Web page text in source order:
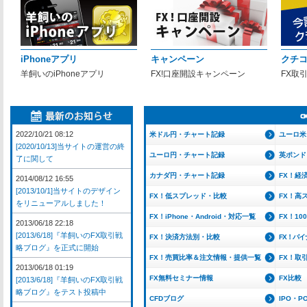
iPhoneアプリ
羊飼いのiPhoneアプリ
キャンペーン
FX!口座開設キャンペーン
クチ
FX取
米ドル円・チャート記録 ユーロ
ユーロ円・チャート記録 英ポン
カナダ円・チャート記録 FX！経
FX！低スプレッド・比較 FX！高
FX！iPhone・Android・対応一覧 FX！
FX！決済方法別・比較 FX！バイ
FX！売買比率＆注文情報・提供一覧 FX！取
FX無料セミナー情報 FX比較
CFDブログ IPO・
2022/10/21 08:12
[2020/10/13]当サイトの運営の終
了に関して
2014/08/12 16:55
[2013/10/1]当サイトのデザイン
をリニューアルしました！
2013/06/18 22:18
[2013/6/18]『羊飼いのFX取引戦
略ブログ』を正式に開始
2013/06/18 01:19
[2013/6/18]『羊飼いのFX取引戦
略ブログ』をテスト投稿中